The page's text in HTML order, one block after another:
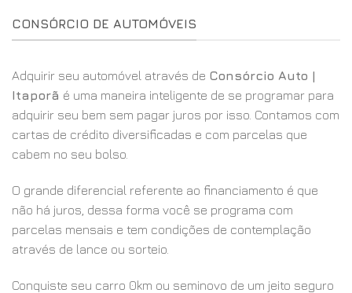
CONSÓRCIO DE AUTOMÓVEIS
Adquirir seu automóvel através de Consórcio Auto |
Itaporã é uma maneira inteligente de se programar para
adquirir seu bem sem pagar juros por isso. Contamos com
cartas de crédito diversificadas e com parcelas que
cabem no seu bolso.
O grande diferencial referente ao financiamento é que
não há juros, dessa forma você se programa com
parcelas mensais e tem condições de contemplação
através de lance ou sorteio.
Conquiste seu carro 0km ou seminovo de um jeito seguro